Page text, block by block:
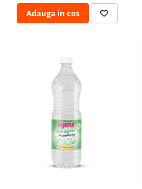
Adauga in cos